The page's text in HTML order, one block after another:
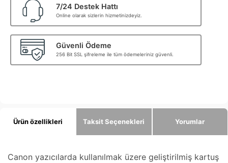
7/24 Destek Hattı
Online olarak sizlerin hizmetinizdeyiz.
Güvenli Ödeme
256 Bit SSL şifreleme ile tüm ödemeleriniz güvenli.
Ürün özellikleri Taksit Seçenekleri Yorumlar
Canon yazıcılarda kullanılmak üzere geliştirilmiş kartuş